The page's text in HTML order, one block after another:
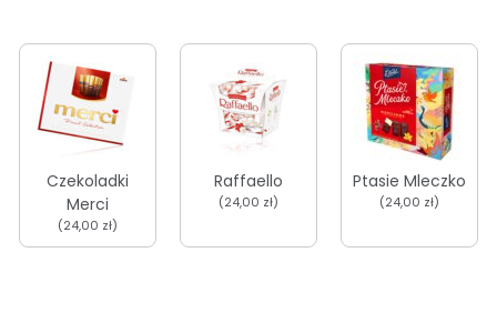
Czekoladki
Merci
(24,00 zł)
Raffaello
(24,00 zł)
Ptasie Mleczko
(24,00 zł)